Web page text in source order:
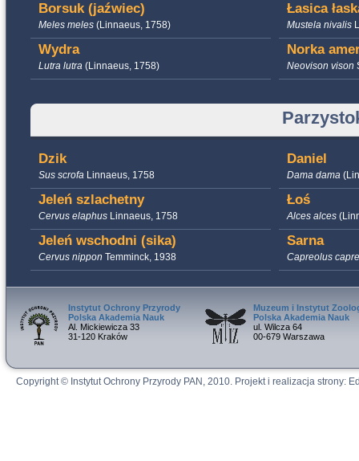
Borsuk (jaźwiec)
Meles meles (Linnaeus, 1758)
Łasica
Mustela nivalis
Wydra
Lutra lutra (Linnaeus, 1758)
Norka
Neovison vison
Dzik
Sus scrofa Linnaeus, 1758
Daniel
Dama dama
Jeleń szlachetny
Cervus elaphus Linnaeus, 1758
Łoś
Alces alces
Jeleń wschodni (sika)
Cervus nippon Temminck, 1938
Sarna
Capreolus
Instytut Ochrony Przyrody
Polska Akademia Nauk
Al. Mickiewicza 33
31-120 Kraków
Muzeum i Instytut
Polska Akademia Nauk
ul. Wilcza 64
00-679 Warszawa
Copyright © Instytut Ochrony Przyrody PAN, 2010. Projekt i realizacja strony: